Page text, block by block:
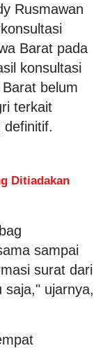
Rusmawan
Barat pada
konsultasi
belum
terkait
definitif.
Ditiadakan
sampai
surat dari
saja," ujarnya,